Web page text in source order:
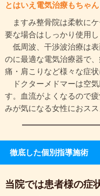
とはいえ電気治療もちゃん
ますみ整骨院は柔軟に
要な場合はしっかり使用し
低周波、干渉波治療は
のに最適な電気治療器で
痛・肩こりなど様々な症状
ドクターメドマーは空
す。血流がよくなるので
みが気になる女性におスス
徹底した個別指導施術
当院では患者様の症